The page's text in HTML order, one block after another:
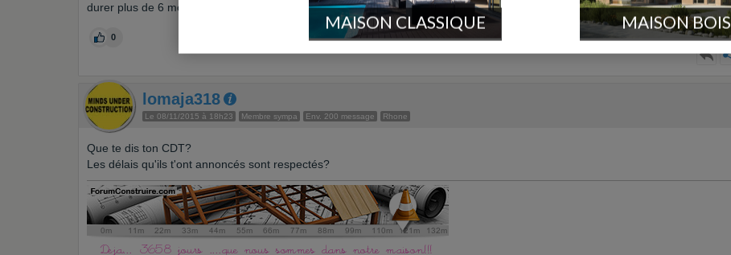
durer plus de 6 mois..!
0
lomaja318
Le 08/11/2015 à 18h23 Membre sympa Env. 200 message Rhone
Que te dis ton CDT?
Les délais qu'ils t'ont annoncés sont respectés?
MAISON CLASSIQUE MAISON BOIS